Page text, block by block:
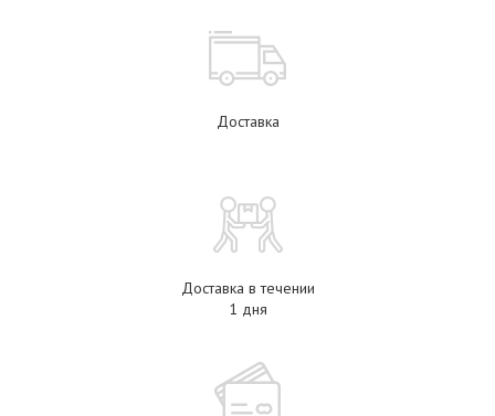
Доставка
Доставка в течении
1 дня